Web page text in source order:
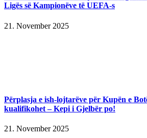
Ligës së Kampionëve të UEFA-s
21. November 2025
Përplasja e ish-lojtarëve për Kupën e
kualifikohet – Kepi i Gjelbër po!
21. November 2025